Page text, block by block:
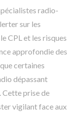
radio-
sur les
CPL et les risques
approfondie des
certaines
dépassant
Cette prise de
vigilant face aux